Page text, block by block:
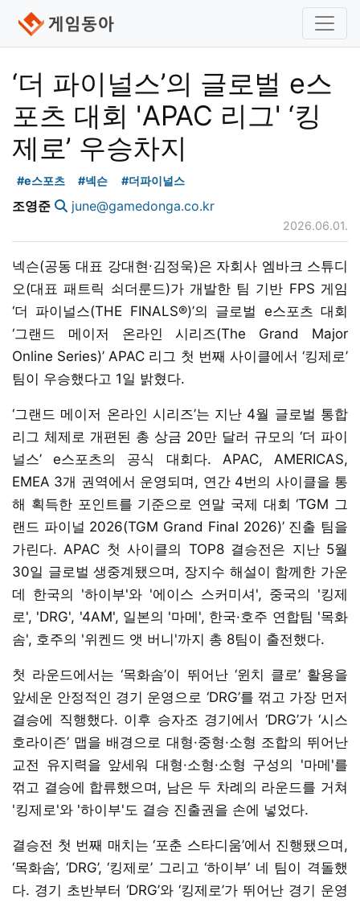
‘더 파이널스’의 글로벌 e스
포츠 대회 'APAC 리그' ‘킹
제로’ 우승차지
#e스포츠 #넥슨 #더파이널스
조영준 june@gamedonga.co.kr
2026.06.01.
넥슨(공동 대표 강대현∙김정욱)은 자회사 엠바크 스튜디
오(대표 패트릭 쇠더룬드)가 개발한 팀 기반 FPS 게임
‘더 파이널스(THE FINALS®)’의 글로벌 e스포츠 대회
‘그랜드 메이저 온라인 시리즈(The Grand Major
Online Series)’ APAC 리그 첫 번째 사이클에서 ‘킹제로’
팀이 우승했다고 1일 밝혔다.
‘그랜드 메이저 온라인 시리즈’는 지난 4월 글로벌 통합
리그 체제로 개편된 총 상금 20만 달러 규모의 ‘더 파이
널스’ e스포츠의 공식 대회다. APAC, AMERICAS,
EMEA 3개 권역에서 운영되며, 연간 4번의 사이클을 통
해 획득한 포인트를 기준으로 연말 국제 대회 ‘TGM 그
랜드 파이널 2026(TGM Grand Final 2026)’ 진출 팀을
가린다. APAC 첫 사이클의 TOP8 결승전은 지난 5월
30일 글로벌 생중계됐으며, 장지수 해설이 함께한 가운
데 한국의 '하이부'와 '에이스 스커미셔', 중국의 '킹제
로', 'DRG', '4AM', 일본의 '마메', 한국·호주 연합팀 '목화
솜', 호주의 '위켄드 앳 버니'까지 총 8팀이 출전했다.
첫 라운드에서는 ‘목화솜’이 뛰어난 ‘윈치 클로’ 활용을
앞세운 안정적인 경기 운영으로 ‘DRG’를 꺾고 가장 먼저
결승에 직행했다. 이후 승자조 경기에서 ‘DRG’가 ‘시스
호라이즌’ 맵을 배경으로 대형·중형·소형 조합의 뛰어난
교전 유지력을 앞세워 대형·소형·소형 구성의 '마메'를
꺾고 결승에 합류했으며, 남은 두 차례의 라운드를 거쳐
'킹제로'와 '하이부'도 결승 진출권을 손에 넣었다.
결승전 첫 번째 매치는 ‘포춘 스타디움’에서 진행됐으며,
‘목화솜’, ‘DRG’, ‘킹제로’ 그리고 ‘하이부’ 네 팀이 격돌했
다. 경기 초반부터 ‘DRG’와 ‘킹제로’가 뛰어난 경기 운영